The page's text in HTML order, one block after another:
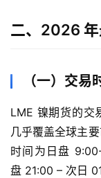
二、2026
（一）交易
LME 镍期货的交
几乎覆盖全球主
时间为日盘
盘 21:00 – 次日